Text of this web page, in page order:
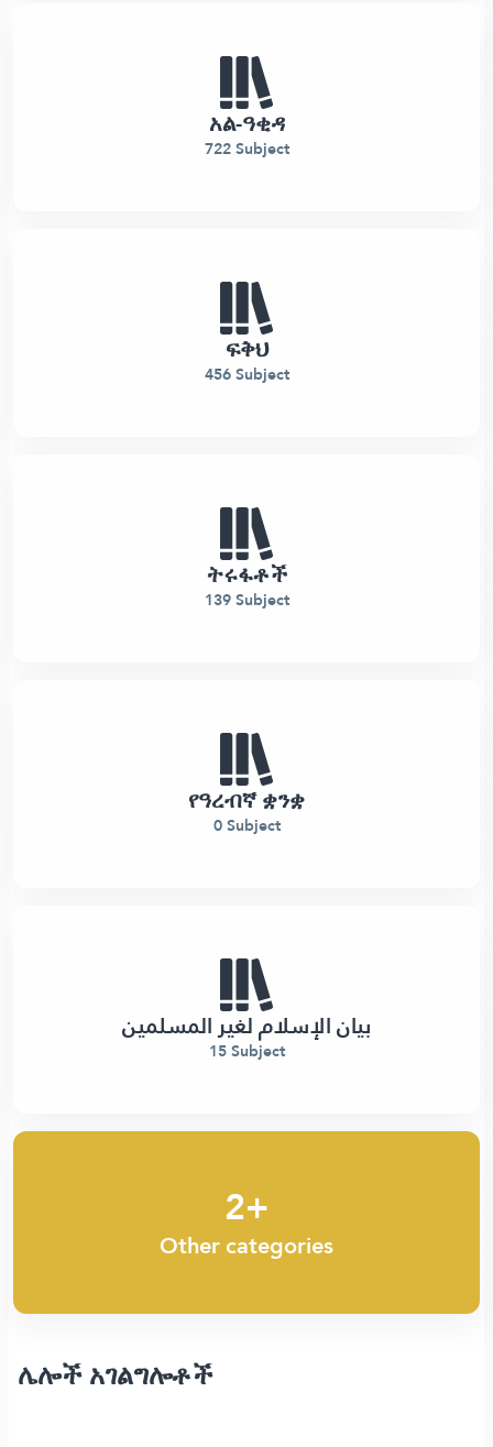
አል-ዓቂዳ
722 Subject
ፍቅህ
456 Subject
ትሩፋቶች
139 Subject
የዓረብኛ ቋንቋ
0 Subject
بيان الإسلام لغير المسلمين
15 Subject
2+
Other categories
ሌሎች አገልግሎቶች